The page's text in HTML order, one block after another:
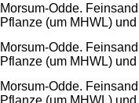
Morsum-Odde.
Pflanze (um MHWL)
Morsum-Odde.
Pflanze (um MHWL)
Morsum-Odde.
Pflanze (um MHWL)